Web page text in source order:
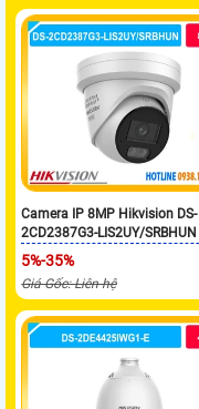
Camera IP 8MP Hikvision DS-
2CD2387G3-LIS2UY/SRBHUN
5%-35%
Giá Gốc: Liên hệ